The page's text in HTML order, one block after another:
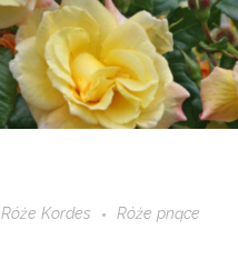
Róże Kordes Róże pnące